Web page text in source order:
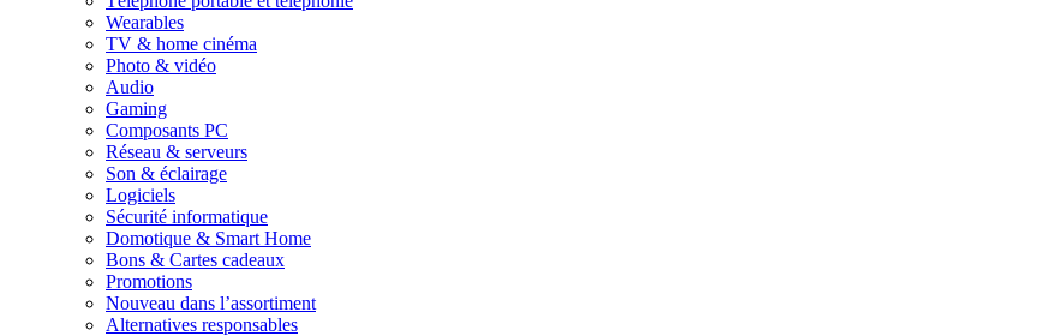
Wearables
TV & home cinéma
Photo & vidéo
Audio
Gaming
Composants PC
Réseau & serveurs
Son & éclairage
Logiciels
Sécurité informatique
Domotique & Smart Home
Bons & Cartes cadeaux
Promotions
Nouveau dans l’assortiment
Alternatives responsables